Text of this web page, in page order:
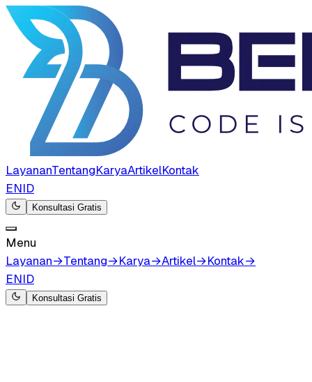
LayananTentangKaryaArtikelKontak
ENID
Konsultasi Gratis
Menu
Layanan→Tentang→Karya→Artikel→Kontak→
ENID
Konsultasi Gratis